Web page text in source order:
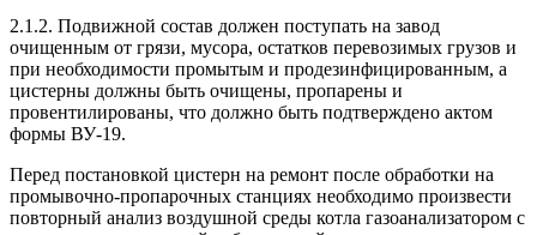
2.1.2. Подвижной состав должен поступать на завод
очищенным от грязи, мусора, остатков перевозимых грузов и
при необходимости промытым и продезинфицированным, а
цистерны должны быть очищены, пропарены и
провентилированы, что должно быть подтверждено актом
формы ВУ-19.
Перед постановкой цистерн на ремонт после обработки на
промывочно-пропарочных станциях необходимо произвести
повторный анализ воздушной среды котла газоанализатором с